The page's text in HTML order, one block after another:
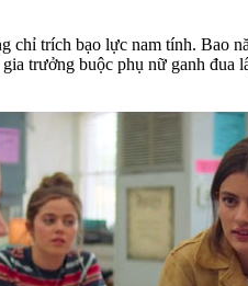
trích bạo lực nam tính. Bao
trưởng buộc phụ nữ ganh